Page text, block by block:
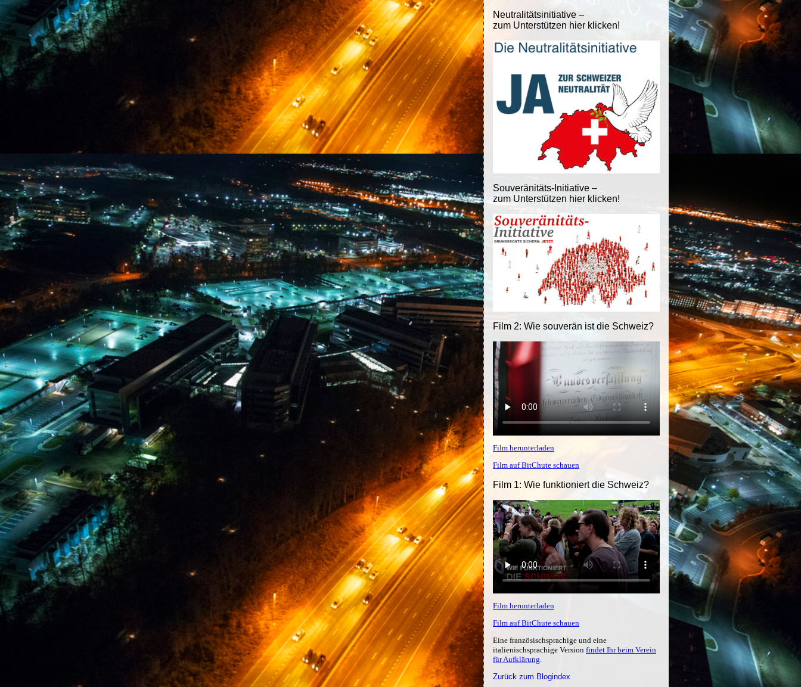
Neutralitätsinitiative –
zum Unterstützen hier klicken!
Souveränitäts-Initiative –
zum Unterstützen hier klicken!
Film 2: Wie souverän ist die Schweiz?
Film herunterladen
Film auf BitChute schauen
Film 1: Wie funktioniert die Schweiz?
Film herunterladen
Film auf BitChute schauen
Eine französischsprachige und eine
italienischsprachige Version findet Ihr beim Verein
für Aufklärung.
Zurück zum Blogindex